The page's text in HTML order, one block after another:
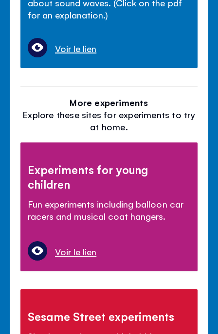
about sound waves. (Click on the pdf
for an explanation.)
Voir le lien
More experiments
Explore these sites for experiments to try
at home.
Experiments for young
children
Fun experiments including balloon car
racers and musical coat hangers.
Voir le lien
Sesame Street experiments